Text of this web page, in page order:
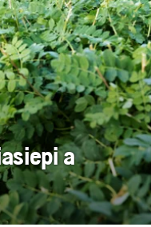
a